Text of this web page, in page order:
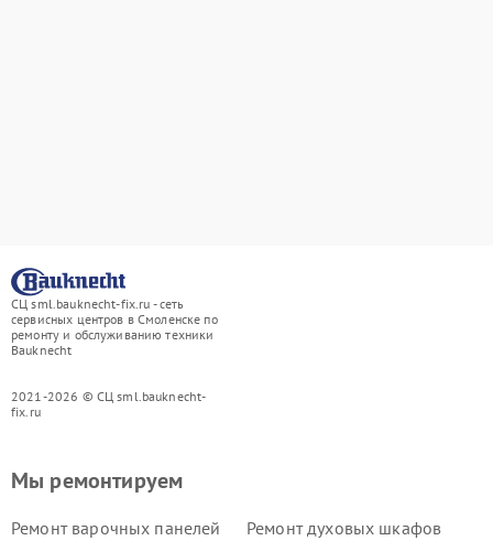
СЦ sml.bauknecht-fix.ru - сеть
сервисных центров в Смоленске по
ремонту и обслуживанию техники
Bauknecht
2021-2026 © СЦ sml.bauknecht-
fix.ru
Мы ремонтируем
Ремонт варочных панелей
Ремонт духовых шкафов